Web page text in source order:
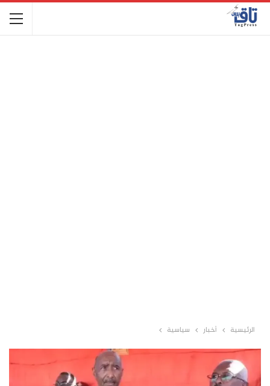
الرئيسية أخبار سياسية